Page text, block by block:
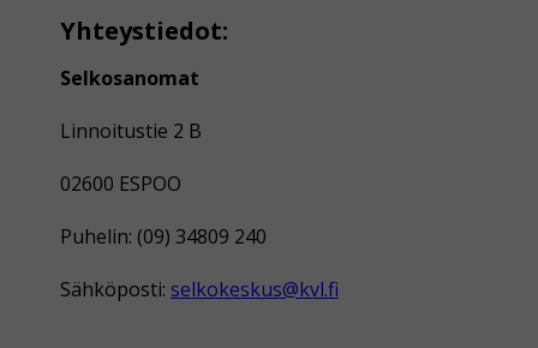
Yhteystiedot:
Selkosanomat
Linnoitustie 2 B
02600 ESPOO
Puhelin: (09) 34809 240
Sähköposti: selkokeskus@kvl.fi